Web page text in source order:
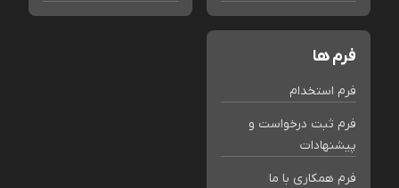
فرم ها
فرم استخدام
فرم ثبت درخواست و
پیشنهادات
فرم همکاری با ما